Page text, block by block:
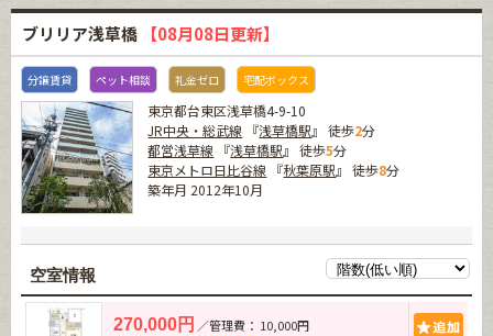
ブリリア浅草橋 【08月08日更新】
分譲賃貸 ペット相談 礼金ゼロ 宅配ボックス
東京都台東区浅草橋4-9-10
JR中央・総武線 『浅草橋駅』 徒歩2分
都営浅草線 『浅草橋駅』 徒歩5分
東京メトロ日比谷線 『秋葉原駅』 徒歩8分
築年月 2012年10月
空室情報
270,000円 ／管理費： 10,000円